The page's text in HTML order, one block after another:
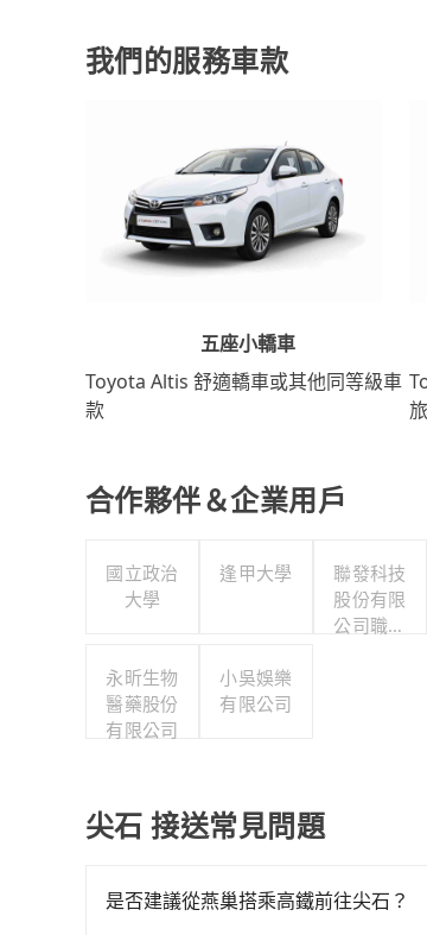
我們的服務車款
五座小轎車
Toyota Altis 舒適轎車或其他同等級車
款
合作夥伴＆企業用戶
國立政治
大學
逢甲大學
聯發科技
股份有限
公司職工
永昕生物
醫藥股份
有限公司
小吳娛樂
有限公司
尖石 接送常見問題
是否建議從燕巢搭乘高鐵前往尖石？